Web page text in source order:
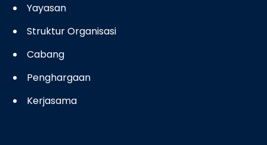
Yayasan
Struktur Organisasi
Cabang
Penghargaan
Kerjasama